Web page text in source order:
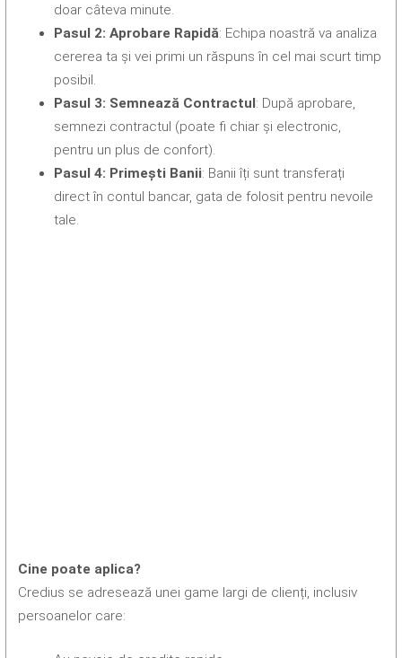
doar câteva minute.
Pasul 2: Aprobare Rapidă: Echipa noastră va analiza
cererea ta și vei primi un răspuns în cel mai scurt timp
posibil.
Pasul 3: Semnează Contractul: După aprobare,
semnezi contractul (poate fi chiar și electronic,
pentru un plus de confort).
Pasul 4: Primești Banii: Banii îți sunt transferați
direct în contul bancar, gata de folosit pentru nevoile
tale.
Cine poate aplica?
Credius se adresează unei game largi de clienți, inclusiv
persoanelor care: